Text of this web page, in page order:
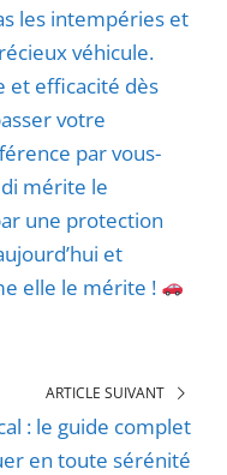
les intempéries et
véhicule.
et efficacité dès
votre
par vous-
mérite le
une protection
et
elle le mérite !
ARTICLE SUIVANT
: le guide complet
en toute sérénité